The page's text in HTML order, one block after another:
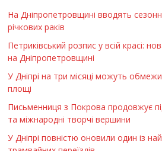
На Дніпропетровщині вводять
річкових раків
Петриківський розпис у всій красі:
на Дніпропетровщині
У Дніпрі на три місяці можуть
площі
Письменниця з Покрова продовжує
та міжнародні творчі вершини
У Дніпрі повністю оновили один із